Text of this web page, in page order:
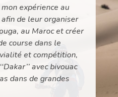
expérience au
de leur organiser
au Maroc et créer
course dans le
et compétition,
avec bivouac
dans de grandes